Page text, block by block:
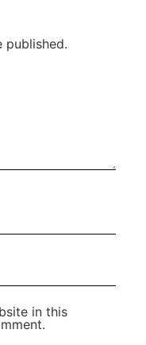
published.
in this